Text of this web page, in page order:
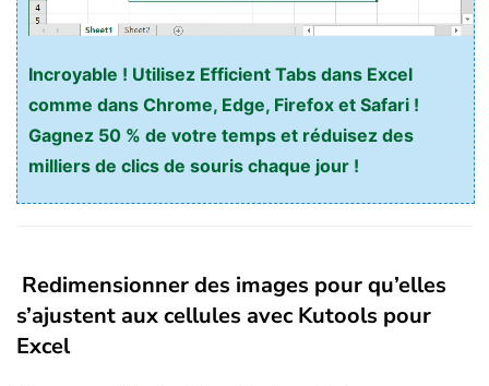
Incroyable ! Utilisez Efficient Tabs dans Excel
comme dans Chrome, Edge, Firefox et Safari !
Gagnez 50 % de votre temps et réduisez des
milliers de clics de souris chaque jour !
Redimensionner des images pour qu’elles
s’ajustent aux cellules avec Kutools pour
Excel